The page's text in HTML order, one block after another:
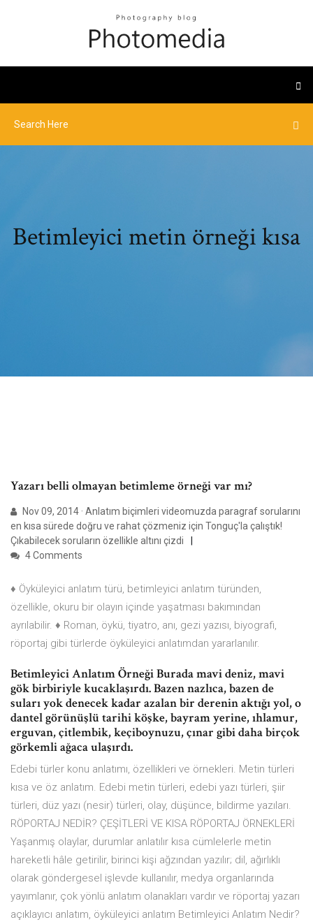
Betimleyici metin örneği kısa
Yazarı belli olmayan betimleme örneği var mı?
Nov 09, 2014 · Anlatım biçimleri videomuzda paragraf sorularını
en kısa sürede doğru ve rahat çözmeniz için Tonguç'la çalıştık!
Çıkabilecek soruların özellikle altını çizdi
4 Comments
♦ Öyküleyici anlatım türü, betimleyici anlatım türünden,
özellikle, okuru bir olayın içinde yaşatması bakımından
ayrılabilir. ♦ Roman, öykü, tiyatro, anı, gezi yazısı, biyografi,
röportaj gibi türlerde öyküleyici anlatımdan yararlanılır.
Betimleyici Anlatım Örneği Burada mavi deniz, mavi
gök birbiriyle kucaklaşırdı. Bazen nazlıca, bazen de
suları yok denecek kadar azalan bir derenin aktığı yol, o
dantel görünüşlü tarihi köşke, bayram yerine, ıhlamur,
erguvan, çitlembik, keçiboynuzu, çınar gibi daha birçok
görkemli ağaca ulaşırdı.
Edebi türler konu anlatımı, özellikleri ve örnekleri. Metin türleri
kısa ve öz anlatım. Edebi metin türleri, edebi yazı türleri, şiir
türleri, düz yazı (nesir) türleri, olay, düşünce, bildirme yazıları.
RÖPORTAJ NEDİR? ÇEŞİTLERİ VE KISA RÖPORTAJ ÖRNEKLERİ
Yaşanmış olaylar, durumlar anlatılır kısa cümlelerle metin
hareketli hâle getirilir, birinci kişi ağzından yazılır; dil, ağırlıklı
olarak göndergesel işlevde kullanılır, medya organlarında
yayımlanır, çok yönlü anlatım olanakları vardır ve röportaj yazarı
açıklayıcı anlatım, öyküleyici anlatım Betimleyici Anlatım Nedir?